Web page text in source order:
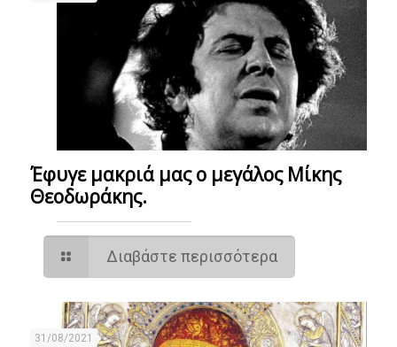
Έφυγε μακριά μας ο μεγάλος Μίκης
Θεοδωράκης.
Διαβάστε περισσότερα
31/08/2021